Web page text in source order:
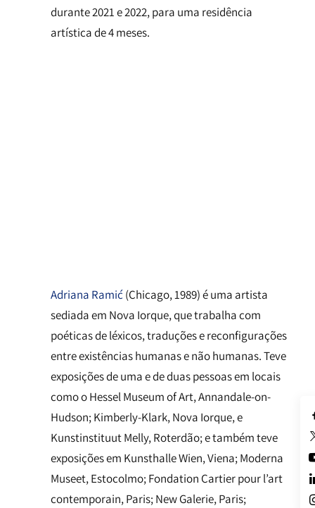
durante 2021 e 2022, para uma residência
artística de 4 meses.
Adriana Ramić (Chicago, 1989) é uma artista
sediada em Nova Iorque, que trabalha com
poéticas de léxicos, traduções e reconfigurações
entre existências humanas e não humanas. Teve
exposições de uma e de duas pessoas em locais
como o Hessel Museum of Art, Annandale-on-
Hudson; Kimberly-Klark, Nova Iorque, e
Kunstinstituut Melly, Roterdão; e também teve
exposições em Kunsthalle Wien, Viena; Moderna
Museet, Estocolmo; Fondation Cartier pour l’art
contemporain, Paris; New Galerie, Paris;